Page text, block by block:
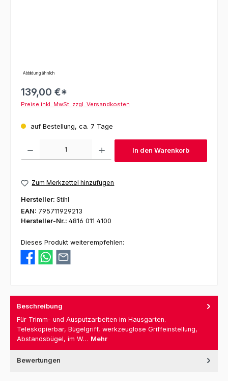
Abbildung ähnlich
139,00 €*
Preise inkl. MwSt. zzgl. Versandkosten
auf Bestellung, ca. 7 Tage
In den Warenkorb
Zum Merkzettel hinzufügen
Hersteller: Stihl
EAN: 795711929213
Hersteller-Nr.: 4816 011 4100
Dieses Produkt weiterempfehlen:
Beschreibung
Für Trimm- und Ausputzarbeiten im Hausgarten.
Teleskopierbar, Bügelgriff, werkzeuglose Griffeinstellung,
Abstandsbügel, im W… Mehr
Bewertungen